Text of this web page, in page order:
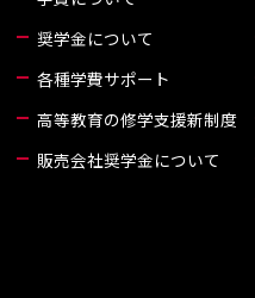
奨学金について
各種学費サポート
高等教育の修学支援新制度
販売会社奨学金について